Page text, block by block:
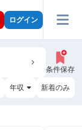
ログイン
条件保存
年収 新着のみ